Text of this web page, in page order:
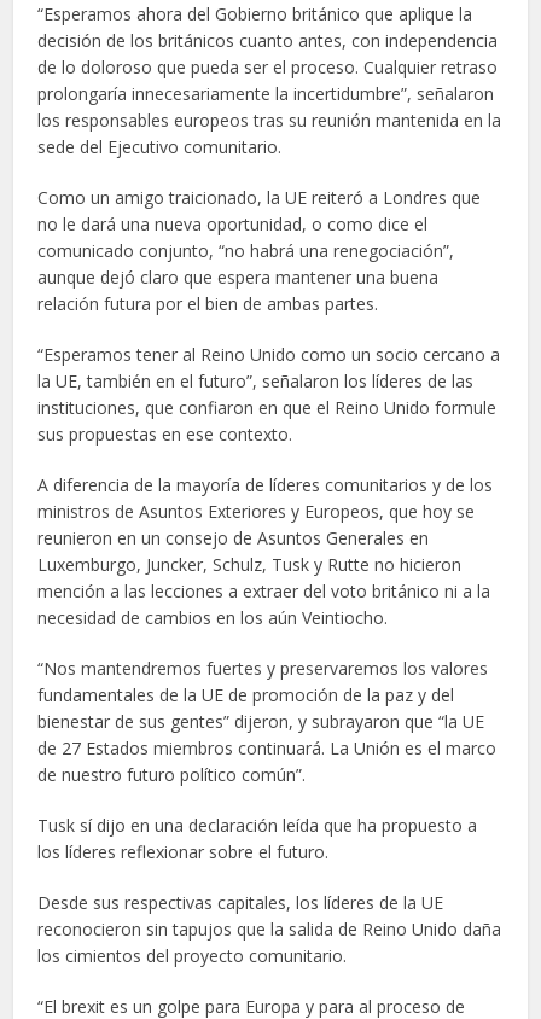
“Esperamos ahora del Gobierno británico que aplique la
decisión de los británicos cuanto antes, con independencia
de lo doloroso que pueda ser el proceso. Cualquier retraso
prolongaría innecesariamente la incertidumbre”, señalaron
los responsables europeos tras su reunión mantenida en la
sede del Ejecutivo comunitario.
Como un amigo traicionado, la UE reiteró a Londres que
no le dará una nueva oportunidad, o como dice el
comunicado conjunto, “no habrá una renegociación”,
aunque dejó claro que espera mantener una buena
relación futura por el bien de ambas partes.
“Esperamos tener al Reino Unido como un socio cercano a
la UE, también en el futuro”, señalaron los líderes de las
instituciones, que confiaron en que el Reino Unido formule
sus propuestas en ese contexto.
A diferencia de la mayoría de líderes comunitarios y de los
ministros de Asuntos Exteriores y Europeos, que hoy se
reunieron en un consejo de Asuntos Generales en
Luxemburgo, Juncker, Schulz, Tusk y Rutte no hicieron
mención a las lecciones a extraer del voto británico ni a la
necesidad de cambios en los aún Veintiocho.
“Nos mantendremos fuertes y preservaremos los valores
fundamentales de la UE de promoción de la paz y del
bienestar de sus gentes” dijeron, y subrayaron que “la UE
de 27 Estados miembros continuará. La Unión es el marco
de nuestro futuro político común”.
Tusk sí dijo en una declaración leída que ha propuesto a
los líderes reflexionar sobre el futuro.
Desde sus respectivas capitales, los líderes de la UE
reconocieron sin tapujos que la salida de Reino Unido daña
los cimientos del proyecto comunitario.
“El brexit es un golpe para Europa y para al proceso de